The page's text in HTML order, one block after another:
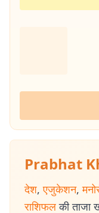
Prabhat
देश, एजुकेशन,
राशिफल की ताजा